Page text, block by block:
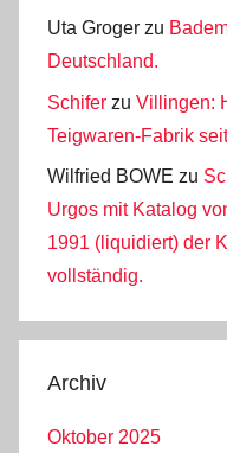
Uta Groger zu
Deutschland.
Schifer zu Villingen:
Teigwaren-Fabrik
Wilfried BOWE zu
Urgos mit Katalog
1991 (liquidiert) der
vollständig.
Archiv
Oktober 2025